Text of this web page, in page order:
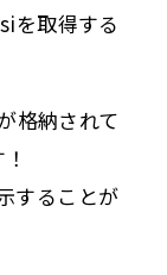
を取得する
格納されて
することが